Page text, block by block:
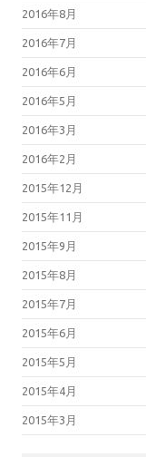
2016年8月
2016年7月
2016年6月
2016年5月
2016年3月
2016年2月
2015年12月
2015年11月
2015年9月
2015年8月
2015年7月
2015年6月
2015年5月
2015年4月
2015年3月